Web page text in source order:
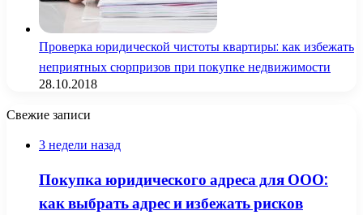
Проверка юридической чистоты квартиры: как избежать
неприятных сюрпризов при покупке недвижимости
28.10.2018
Свежие записи
3 недели назад
Покупка юридического адреса для ООО:
как выбрать адрес и избежать рисков